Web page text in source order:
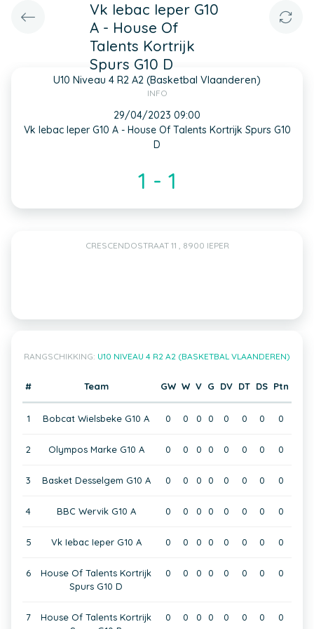
Vk Iebac Ieper G10
A - House Of
Talents Kortrijk
Spurs G10 D
U10 Niveau 4 R2 A2 (Basketbal Vlaanderen)
INFO
29/04/2023 09:00
Vk Iebac Ieper G10 A - House Of Talents Kortrijk Spurs G10
D
1 - 1
CRESCENDOSTRAAT 11 , 8900 IEPER
RANGSCHIKKING: U10 NIVEAU 4 R2 A2 (BASKETBAL VLAANDEREN)
# Team GW W V G DV DT DS Ptn
1 Bobcat Wielsbeke G10 A 0 0 0 0 0 0 0 0
2 Olympos Marke G10 A 0 0 0 0 0 0 0 0
3 Basket Desselgem G10 A 0 0 0 0 0 0 0 0
4 BBC Wervik G10 A 0 0 0 0 0 0 0 0
5 Vk Iebac Ieper G10 A 0 0 0 0 0 0 0 0
6
House Of Talents Kortrijk
Spurs G10 D
0 0 0 0 0 0 0 0
7
House Of Talents Kortrijk
0 0 0 0 0 0 0 0